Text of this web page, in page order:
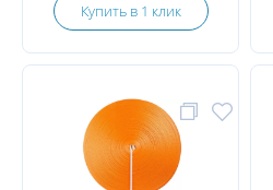
Купить в 1 клик